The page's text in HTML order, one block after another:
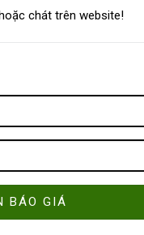
chát trên website!